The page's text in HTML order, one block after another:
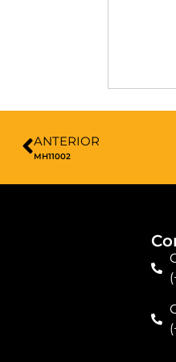
ANTERIOR
MH11002